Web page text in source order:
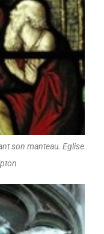
son manteau. Eglise